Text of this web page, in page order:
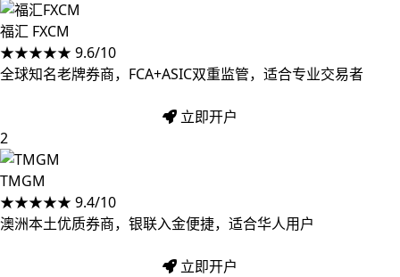
福汇 FXCM
★★★★★ 9.6/10
全球知名老牌券商，FCA+ASIC双重监管，适合专业交易者
立即开户
2
TMGM
★★★★★ 9.4/10
澳洲本土优质券商，银联入金便捷，适合华人用户
立即开户